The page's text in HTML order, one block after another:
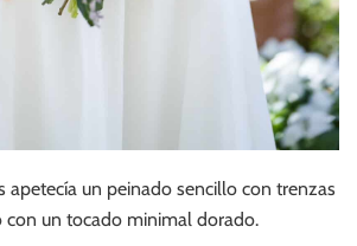
apetecía un peinado sencillo con trenzas
con un tocado minimal dorado.